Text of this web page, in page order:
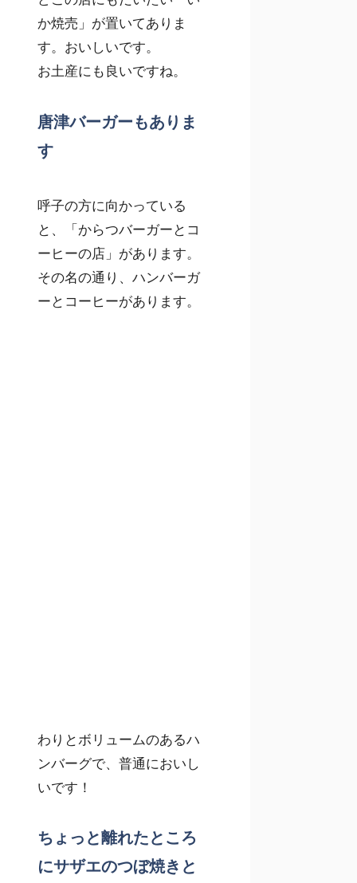
か焼売」が置いてありま
す。おいしいです。
お土産にも良いですね。
唐津バーガーもありま
す
呼子の方に向かっている
と、「からつバーガーとコ
ーヒーの店」があります。
その名の通り、ハンバーガ
ーとコーヒーがあります。
わりとボリュームのあるハ
ンバーグで、普通においし
いです！
ちょっと離れたところ
にサザエのつぼ焼きと